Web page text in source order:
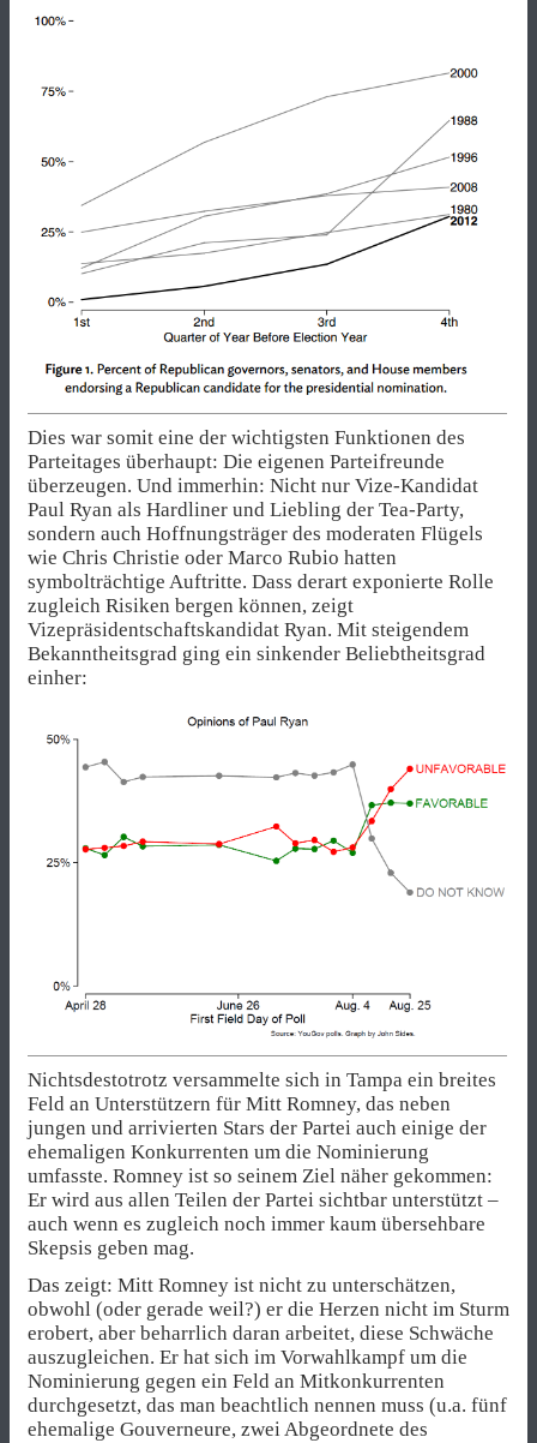
Dies war somit eine der wichtigsten Funktionen des
Parteitages überhaupt: Die eigenen Parteifreunde
überzeugen. Und immerhin: Nicht nur Vize-Kandidat
Paul Ryan als Hardliner und Liebling der Tea-Party,
sondern auch Hoffnungsträger des moderaten Flügels
wie Chris Christie oder Marco Rubio hatten
symbolträchtige Auftritte. Dass derart exponierte Rolle
zugleich Risiken bergen können, zeigt
Vizepräsidentschaftskandidat Ryan. Mit steigendem
Bekanntheitsgrad ging ein sinkender Beliebtheitsgrad
einher:
Nichtsdestotrotz versammelte sich in Tampa ein breites
Feld an Unterstützern für Mitt Romney, das neben
jungen und arrivierten Stars der Partei auch einige der
ehemaligen Konkurrenten um die Nominierung
umfasste. Romney ist so seinem Ziel näher gekommen:
Er wird aus allen Teilen der Partei sichtbar unterstützt –
auch wenn es zugleich noch immer kaum übersehbare
Skepsis geben mag.
Das zeigt: Mitt Romney ist nicht zu unterschätzen,
obwohl (oder gerade weil?) er die Herzen nicht im Sturm
erobert, aber beharrlich daran arbeitet, diese Schwäche
auszugleichen. Er hat sich im Vorwahlkampf um die
Nominierung gegen ein Feld an Mitkonkurrenten
durchgesetzt, das man beachtlich nennen muss (u.a. fünf
ehemalige Gouverneure, zwei Abgeordnete des